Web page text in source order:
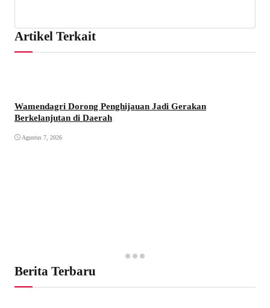
Artikel Terkait
Wamendagri Dorong Penghijauan Jadi Gerakan
Berkelanjutan di Daerah
Agustus 7, 2026
Berita Terbaru